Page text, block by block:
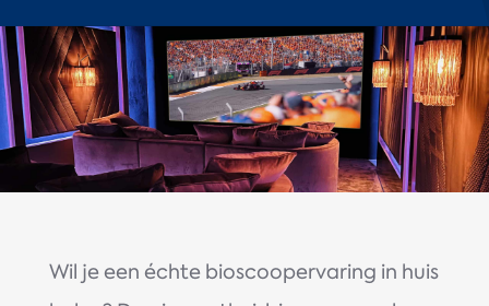
Wil je een échte bioscoopervaring in huis